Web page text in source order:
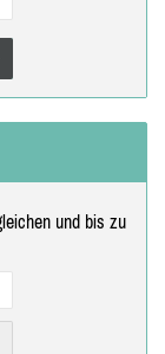
und bis zu